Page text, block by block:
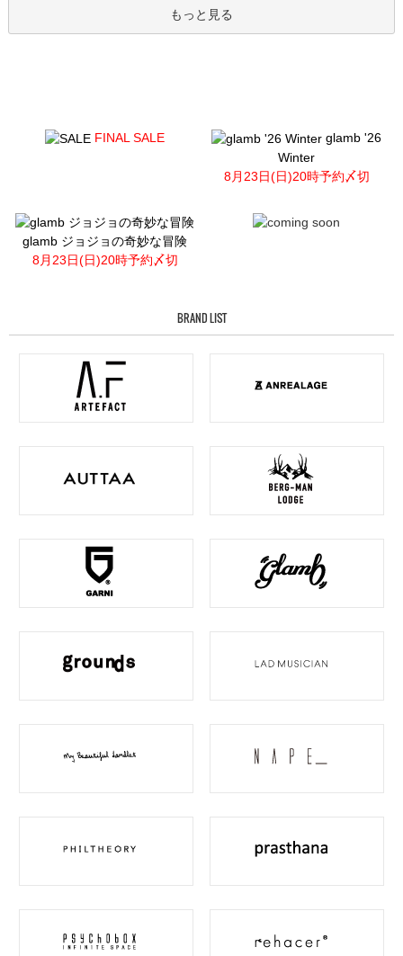
もっと見る
FINAL SALE
glamb '26
Winter
8月23日(日)20時予約〆切
glamb ジョジョの奇妙な冒険
8月23日(日)20時予約〆切
BRAND LIST